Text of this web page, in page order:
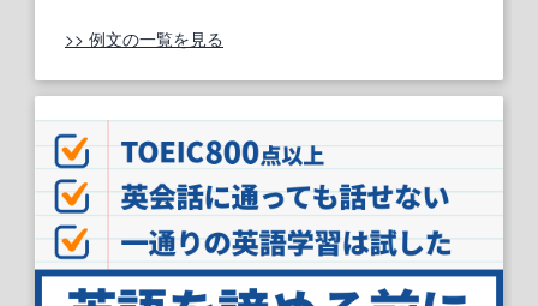
>> 例文の一覧を見る